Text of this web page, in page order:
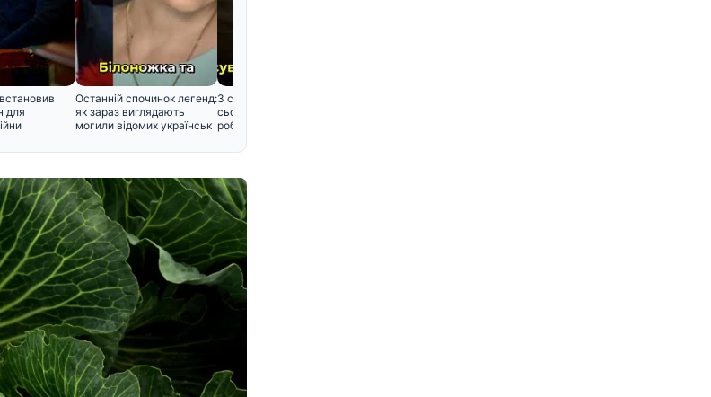
для
Останній спочинок легенд:
як зараз виглядають
могили відомих українськ
3 серпня: церковне свято
сьогодні, що не можна
робити, щоб не пішли гр